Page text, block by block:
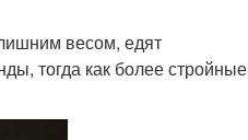
весом, едят
тогда как более стройные